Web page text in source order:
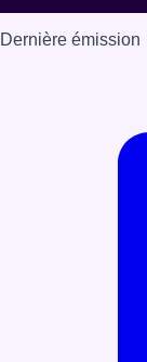
Dernière émission